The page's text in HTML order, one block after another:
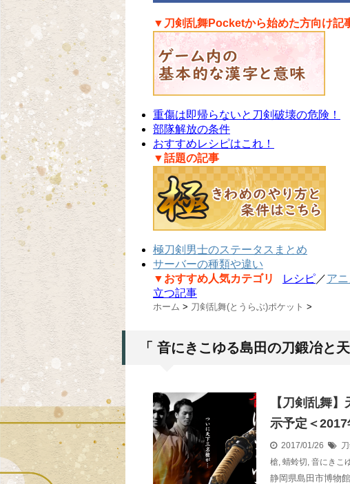
▼刀剣乱舞Pocketから始めた方向け記
重傷は即帰らないと刀剣破壊の危険！
部隊解放の条件
おすすめレシピはこれ！
▼話題の記事
極刀剣男士のステータスまとめ
サーバーの種類や違い
▼おすすめ人気カテゴリ
レシピ／アニ
立つ記事
ホーム > 刀剣乱舞(とうらぶ)ポケット >
「 音にきこゆる島田の刀鍛冶と
【刀剣乱舞
示予定＜
2017/01/26
槍, 蜻蛉切, 音にきこ
静岡県島田市博物